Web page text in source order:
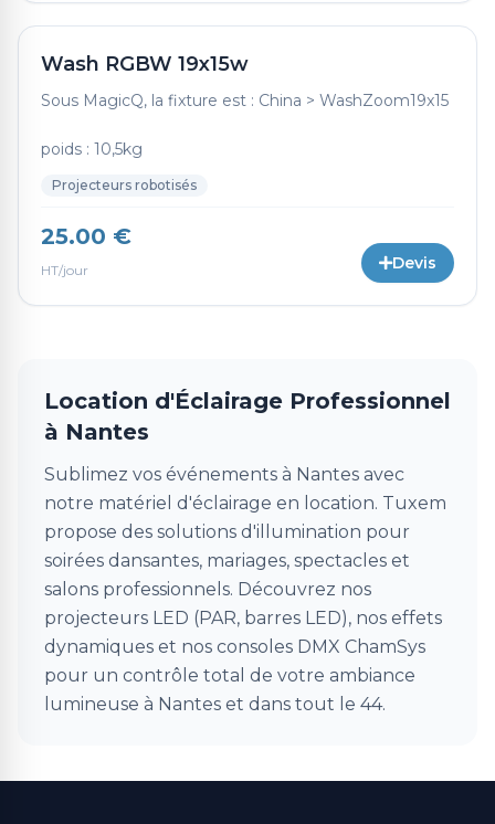
Wash RGBW 19x15w
Sous MagicQ, la fixture est : China > WashZoom19x15
poids : 10,5kg
Projecteurs robotisés
25.00 €
HT/jour Devis
Location d'Éclairage Professionnel
à Nantes
Sublimez vos événements à Nantes avec
notre matériel d'éclairage en location. Tuxem
propose des solutions d'illumination pour
soirées dansantes, mariages, spectacles et
salons professionnels. Découvrez nos
projecteurs LED (PAR, barres LED), nos effets
dynamiques et nos consoles DMX ChamSys
pour un contrôle total de votre ambiance
lumineuse à Nantes et dans tout le 44.